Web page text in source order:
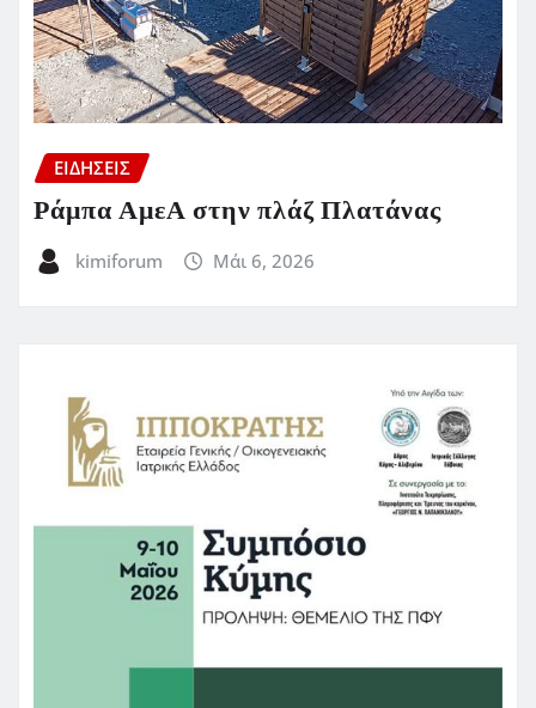
ΕΙΔΗΣΕΙΣ
Ράμπα ΑμεΑ στην πλάζ Πλατάνας
kimiforum Μάι 6, 2026